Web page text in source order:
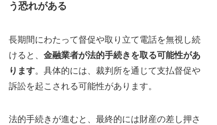
う恐れがある
長期間にわたって督促や取り立て電話を無視し続
けると、 金融業者が法的手続きを取る可能性があ
ります。具体的には、裁判所を通じて支払督促や
訴訟を起こされる可能性があります。
法的手続きが進むと、最終的には財産の差し押さ